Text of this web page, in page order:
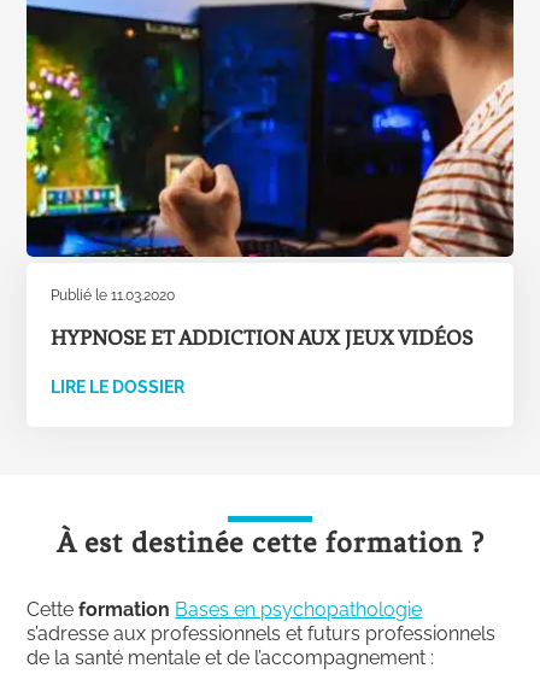
Publié le 11.03.2020
HYPNOSE ET ADDICTION AUX JEUX VIDÉOS
LIRE LE DOSSIER
À est destinée cette formation ?
Cetteformation Bases en psychopathologie
s’adresse aux professionnels et futurs professionnels
de la santé mentale et de l’accompagnement :